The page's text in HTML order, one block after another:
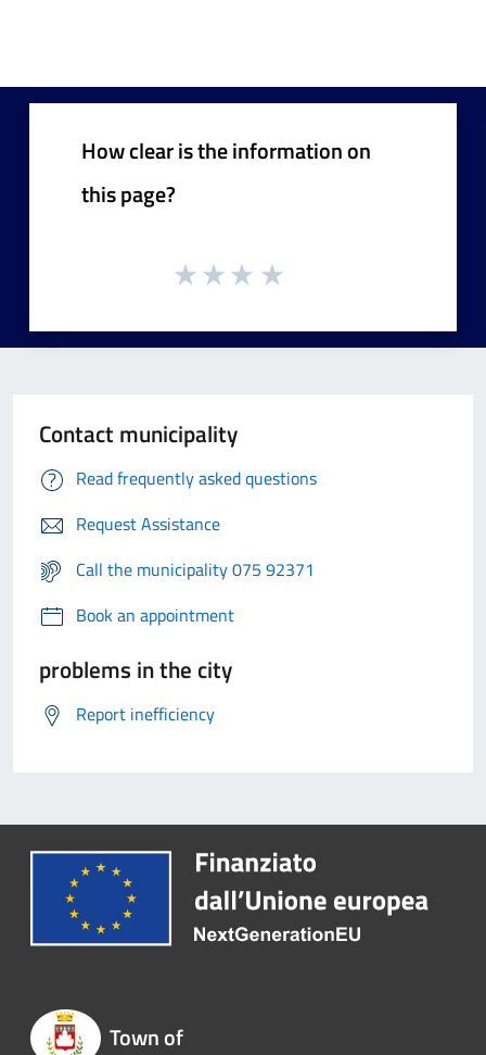
How clear is the information on
this page?
Contact municipality
Read frequently asked questions
Request Assistance
Call the municipality 075 92371
Book an appointment
problems in the city
Report inefficiency
Town of